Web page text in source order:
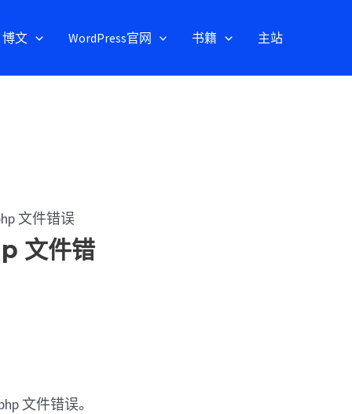
博文 WordPress官网 书籍 主站
文件错误
文件错
文件错误。